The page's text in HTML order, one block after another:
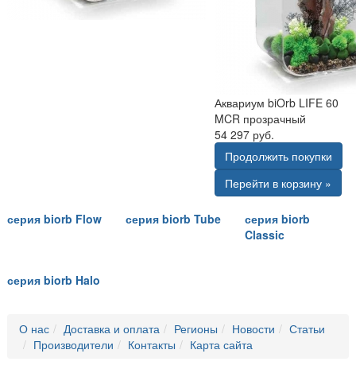
Аквариум biOrb LIFE 60
MCR прозрачный
54 297 руб.
Продолжить покупки
Перейти в корзину »
серия biorb Flow серия biorb Tube
серия biorb
Classic
серия biorb Halo
О нас Доставка и оплата Регионы Новости
Статьи
Производители
Контакты Карта сайта